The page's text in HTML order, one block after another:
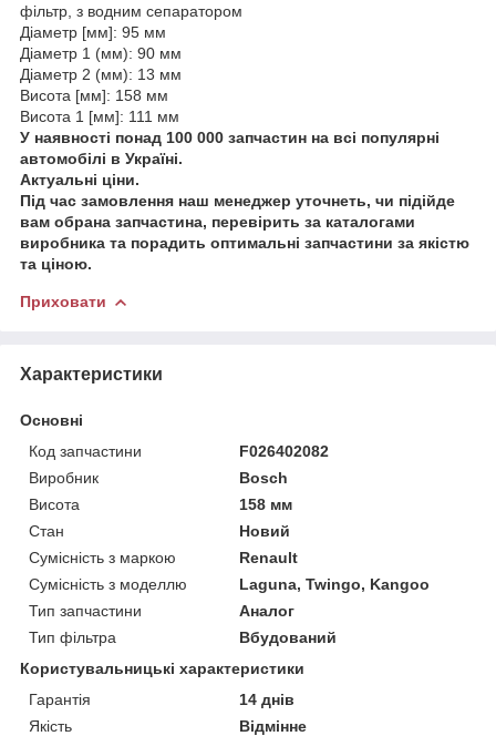
фільтр, з водним сепаратором
Діаметр [мм]: 95 мм
Діаметр 1 (мм): 90 мм
Діаметр 2 (мм): 13 мм
Висота [мм]: 158 мм
Висота 1 [мм]: 111 мм
У наявності понад 100 000 запчастин на всі популярні
автомобілі в Україні.
Актуальні ціни.
Під час замовлення наш менеджер уточнеть, чи підійде
вам обрана запчастина, перевірить за каталогами
виробника та порадить оптимальні запчастини за якістю
та ціною.
Приховати
Характеристики
Основні
Код запчастини
F026402082
Виробник
Bosch
Висота
158 мм
Стан
Новий
Сумісність з маркою
Renault
Сумісність з моделлю
Laguna, Twingo, Kangoo
Тип запчастини
Аналог
Тип фільтра
Вбудований
Користувальницькі характеристики
Гарантія
14 днів
Якість
Відмінне